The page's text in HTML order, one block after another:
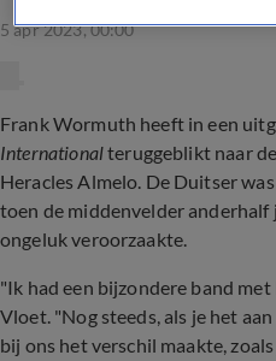
5 apr 2023, 00:00
Frank Wormuth heeft in een
Internationalteruggeblikt naar
Heracles Almelo. De Duitser
toen de middenvelder
ongeluk veroorzaakte.
"Ik had een bijzondere band
Vloet. "Nog steeds, als je het
bij ons het verschil maakte,